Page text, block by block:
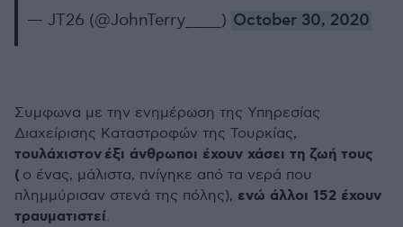
— JT26 (@JohnTerry____) October 30, 2020
Συμφωνα με την ενημέρωση της Υπηρεσίας
Διαχείρισης Καταστροφών της Τουρκίας,
τουλάχιστον έξι άνθρωποι έχουν χάσει τη ζωή τους
( ο ένας, μάλιστα, πνίγηκε από τα νερά που
πλημμύρισαν στενά της πόλης), ενώ άλλοι 152 έχουν
τραυματιστεί.